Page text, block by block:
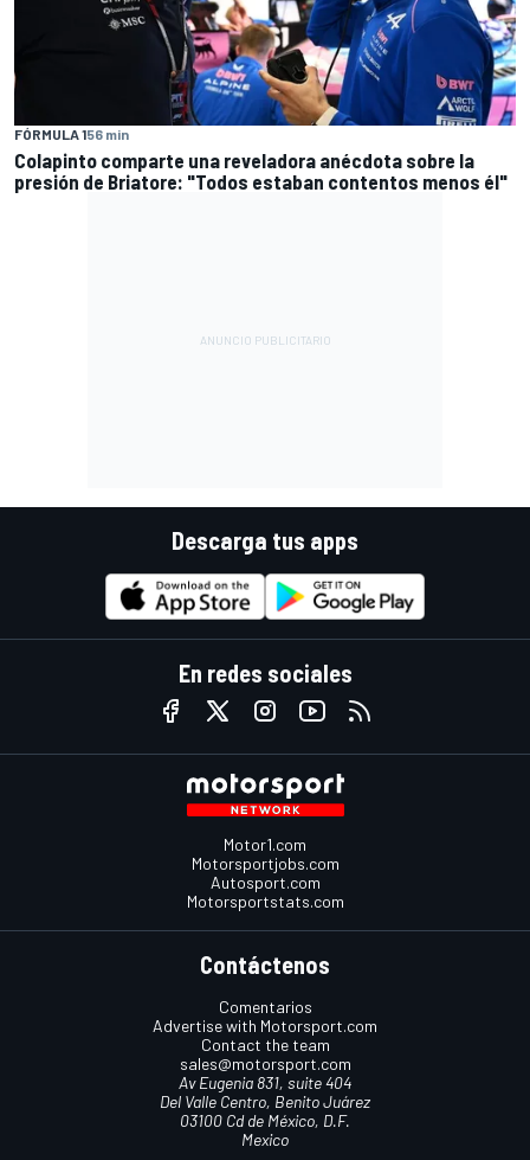
FÓRMULA 156 min
Colapinto comparte una reveladora anécdota sobre la
presión de Briatore: "Todos estaban contentos menos él"
Descarga tus apps
En redes sociales
Motor1.com
Motorsportjobs.com
Autosport.com
Motorsportstats.com
Contáctenos
Comentarios
Advertise with Motorsport.com
Contact the team
sales@motorsport.com
Av Eugenia 831, suite 404
Del Valle Centro, Benito Juárez
03100 Cd de México, D.F.
Mexico